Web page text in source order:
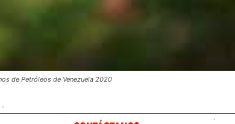
de Petróleos de Venezuela 2020
-